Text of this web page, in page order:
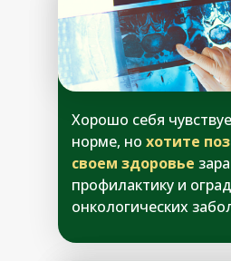
Хорошо себя
норме, но хотите
своем здоровье
профилактику и
онкологических